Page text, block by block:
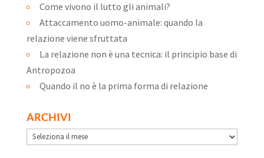
Come vivono il lutto gli animali?
Attaccamento uomo-animale: quando la
relazione viene sfruttata
La relazione non è una tecnica: il principio base di
Antropozoa
Quando il no è la prima forma di relazione
ARCHIVI
Archivi